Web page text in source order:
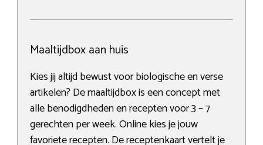
Maaltijdbox aan huis
Kies jij altijd bewust voor biologische en verse
artikelen? De maaltijdbox is een concept met
alle benodigdheden en recepten voor 3 – 7
gerechten per week. Online kies je jouw
favoriete recepten. De receptenkaart vertelt je